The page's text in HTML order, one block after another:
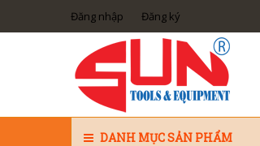
Đăng nhập Đăng ký
DANH MỤC SẢN PHẨM